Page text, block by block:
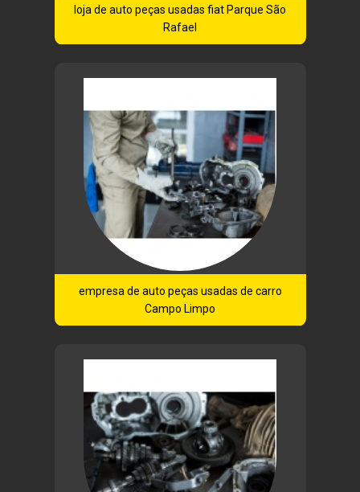
loja de auto peças usadas fiat Parque São
Rafael
empresa de auto peças usadas de carro
Campo Limpo